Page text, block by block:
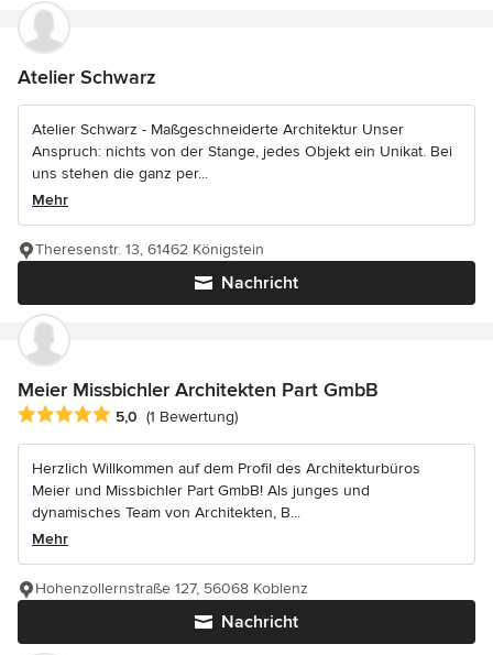
Atelier Schwarz
Atelier Schwarz - Maßgeschneiderte Architektur Unser
Anspruch: nichts von der Stange, jedes Objekt ein Unikat. Bei
uns stehen die ganz per...
Mehr
Nachricht
Theresenstr. 13, 61462 Königstein
Meier Missbichler Architekten Part GmbB
Durchschnittliche Bewertung: 5 von 5 Sternen
5,0 (1 Bewertung)
Herzlich Willkommen auf dem Profil des Architekturbüros
Meier und Missbichler Part GmbB! Als junges und
dynamisches Team von Architekten, B...
Mehr
Nachricht
Hohenzollernstraße 127, 56068 Koblenz